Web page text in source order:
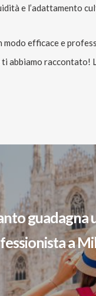
e l’adattamento
modo efficace e
abbiamo raccontato!
a